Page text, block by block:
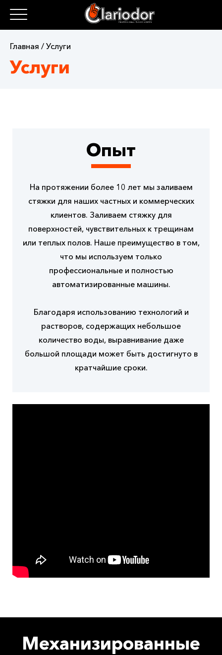
Главная / Услуги
Услуги
Опыт
На протяжении более 10 лет мы заливаем
стяжки для наших частных и коммерческих
клиентов. Заливаем стяжку для
поверхностей, чувствительных к трещинам
или теплых полов. Наше преимущество в том,
что мы используем только
профессиональные и полностью
автоматизированные машины.
Благодаря использованию технологий и
растворов, содержащих небольшое
количество воды, выравнивание даже
большой площади может быть достигнуто в
кратчайшие сроки.
Механизированные